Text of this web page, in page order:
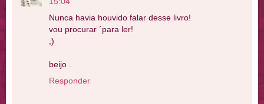
Nunca havia houvido falar desse livro!
vou procurar ´para ler!
;)
beijo .
Responder